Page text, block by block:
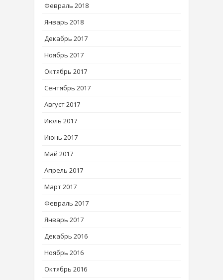
Февраль 2018
Январь 2018
Декабрь 2017
Ноябрь 2017
Октябрь 2017
Сентябрь 2017
Август 2017
Июль 2017
Июнь 2017
Май 2017
Апрель 2017
Март 2017
Февраль 2017
Январь 2017
Декабрь 2016
Ноябрь 2016
Октябрь 2016